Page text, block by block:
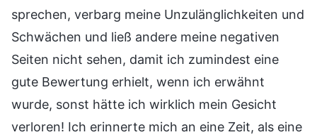
sprechen, verbarg meine Unzulänglichkeiten und
Schwächen und ließ andere meine negativen
Seiten nicht sehen, damit ich zumindest eine
gute Bewertung erhielt, wenn ich erwähnt
wurde, sonst hätte ich wirklich mein Gesicht
verloren! Ich erinnerte mich an eine Zeit, als eine